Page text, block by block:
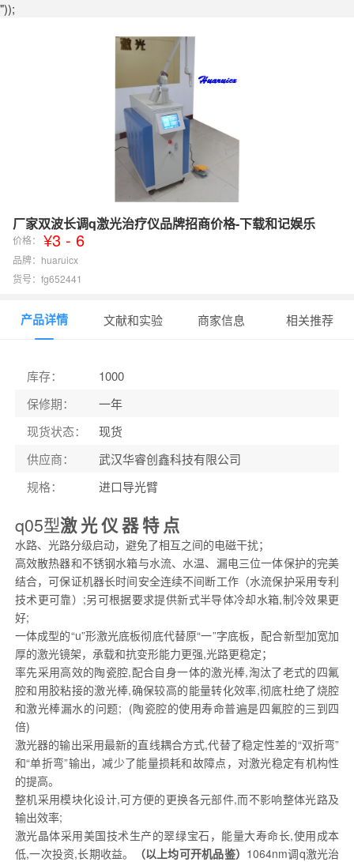
"));
厂家双波长调q激光治疗仪品牌招商价格-下载和记娱乐
价格： ¥3 - 6
品牌：huaruicx
货号：fg652441
产品详情 文献和实验 商家信息 相关推荐
库存：
1000
保修期：
一年
现货状态：
现货
供应商：
武汉华睿创鑫科技有限公司
规格：
进口导光臂
q05型激 光仪器特 点
水路、光路分级启动，避免了相互之间的电磁干扰；
高效散热器和不锈钢水箱与水流、水温、漏电三位一体保护的完美
结合，可保证机器长时间安全连续不间断工作（水流保护采用专利
技术更可靠） ;另可根据要求提供新式半导体冷却水箱,制冷效果更
好;
一体成型的“u”形激光底板彻底代替原“一”字底板，配合新型加宽加
厚的激光镜架，承载和抗变形能力更强,光路更稳定；
率先采用高效的陶瓷腔,配合自身一体的激光棒,淘汰了老式的四氟
腔和用胶粘接的激光棒,确保较高的能量转化效率,彻底杜绝了烧腔
和激光棒漏水的问题; (陶瓷腔的使用寿命普遍是四氟腔的三到四
倍)
激光器的输出采用最新的直线耦合方式,代替了稳定性差的“双折弯”
和“单折弯”输出，减少了能量损耗和故障点，对激光稳定有机构性
的提高。
整机采用模块化设计,可方便的更换各元部件,而不影响整体光路及
输出效率;
激光晶体采用美国技术生产的翠绿宝石，能量大寿命长,使用成本
低,一次投资,长期收益。 （以上均可开机品鉴） 1064nm调q激光治